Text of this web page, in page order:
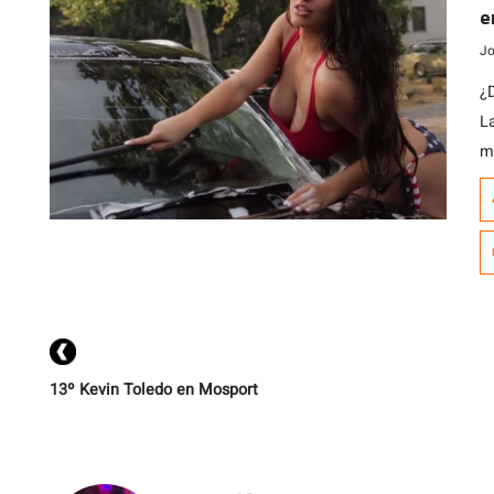
13º Kevin Toledo en Mosport